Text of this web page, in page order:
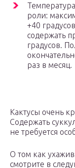
роли:
+40
содержать
градусов.
раз в месяц.
Кактусы очень
Содержать
не требуется
О том как
смотрите в